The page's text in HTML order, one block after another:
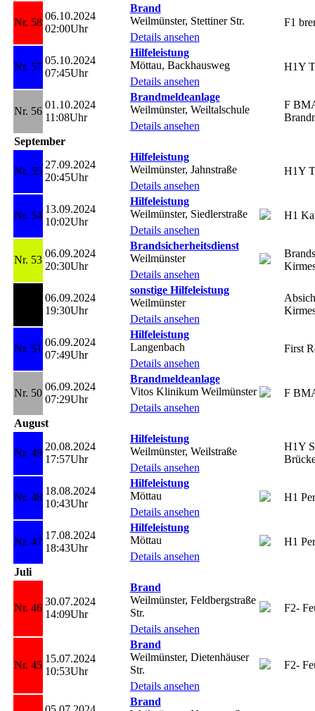
Nr. 58
06.10.2024
02:00Uhr
Brand
Weilmünster, Stettiner Str.
Details ansehen
F1
Nr. 57
05.10.2024
07:45Uhr
Hilfeleistung
Möttau, Backhausweg
Details ansehen
H1Y
Nr. 56
01.10.2024
11:08Uhr
Brandmeldeanlage
Weilmünster, Weiltalschule
Details ansehen
F
September
Nr. 55
27.09.2024
20:45Uhr
Hilfeleistung
Weilmünster, Jahnstraße
Details ansehen
H1Y
Nr. 54
13.09.2024
10:02Uhr
Hilfeleistung
Weilmünster, Siedlerstraße
Details ansehen
H1
Nr. 53
06.09.2024
20:30Uhr
Brandsicherheitsdienst
Weilmünster
Details ansehen
06.09.2024
19:30Uhr
sonstige Hilfeleistung
Weilmünster
Details ansehen
Nr. 51
06.09.2024
07:49Uhr
Hilfeleistung
Langenbach
Details ansehen
First
Nr. 50
06.09.2024
07:29Uhr
Brandmeldeanlage
Vitos Klinikum Weilmünster
Details ansehen
F
August
Nr. 49
20.08.2024
17:57Uhr
Hilfeleistung
Weilmünster, Weilstraße
Details ansehen
H1Y
Nr. 48
18.08.2024
10:43Uhr
Hilfeleistung
Möttau
Details ansehen
H1
Nr. 47
17.08.2024
18:43Uhr
Hilfeleistung
Möttau
Details ansehen
H1
Juli
Nr. 46
30.07.2024
14:09Uhr
Brand
Weilmünster, Feldbergstraße
Str.
Details ansehen
F2-
Nr. 45
15.07.2024
10:53Uhr
Brand
Weilmünster, Dietenhäuser
Str.
Details ansehen
F2-
Brand